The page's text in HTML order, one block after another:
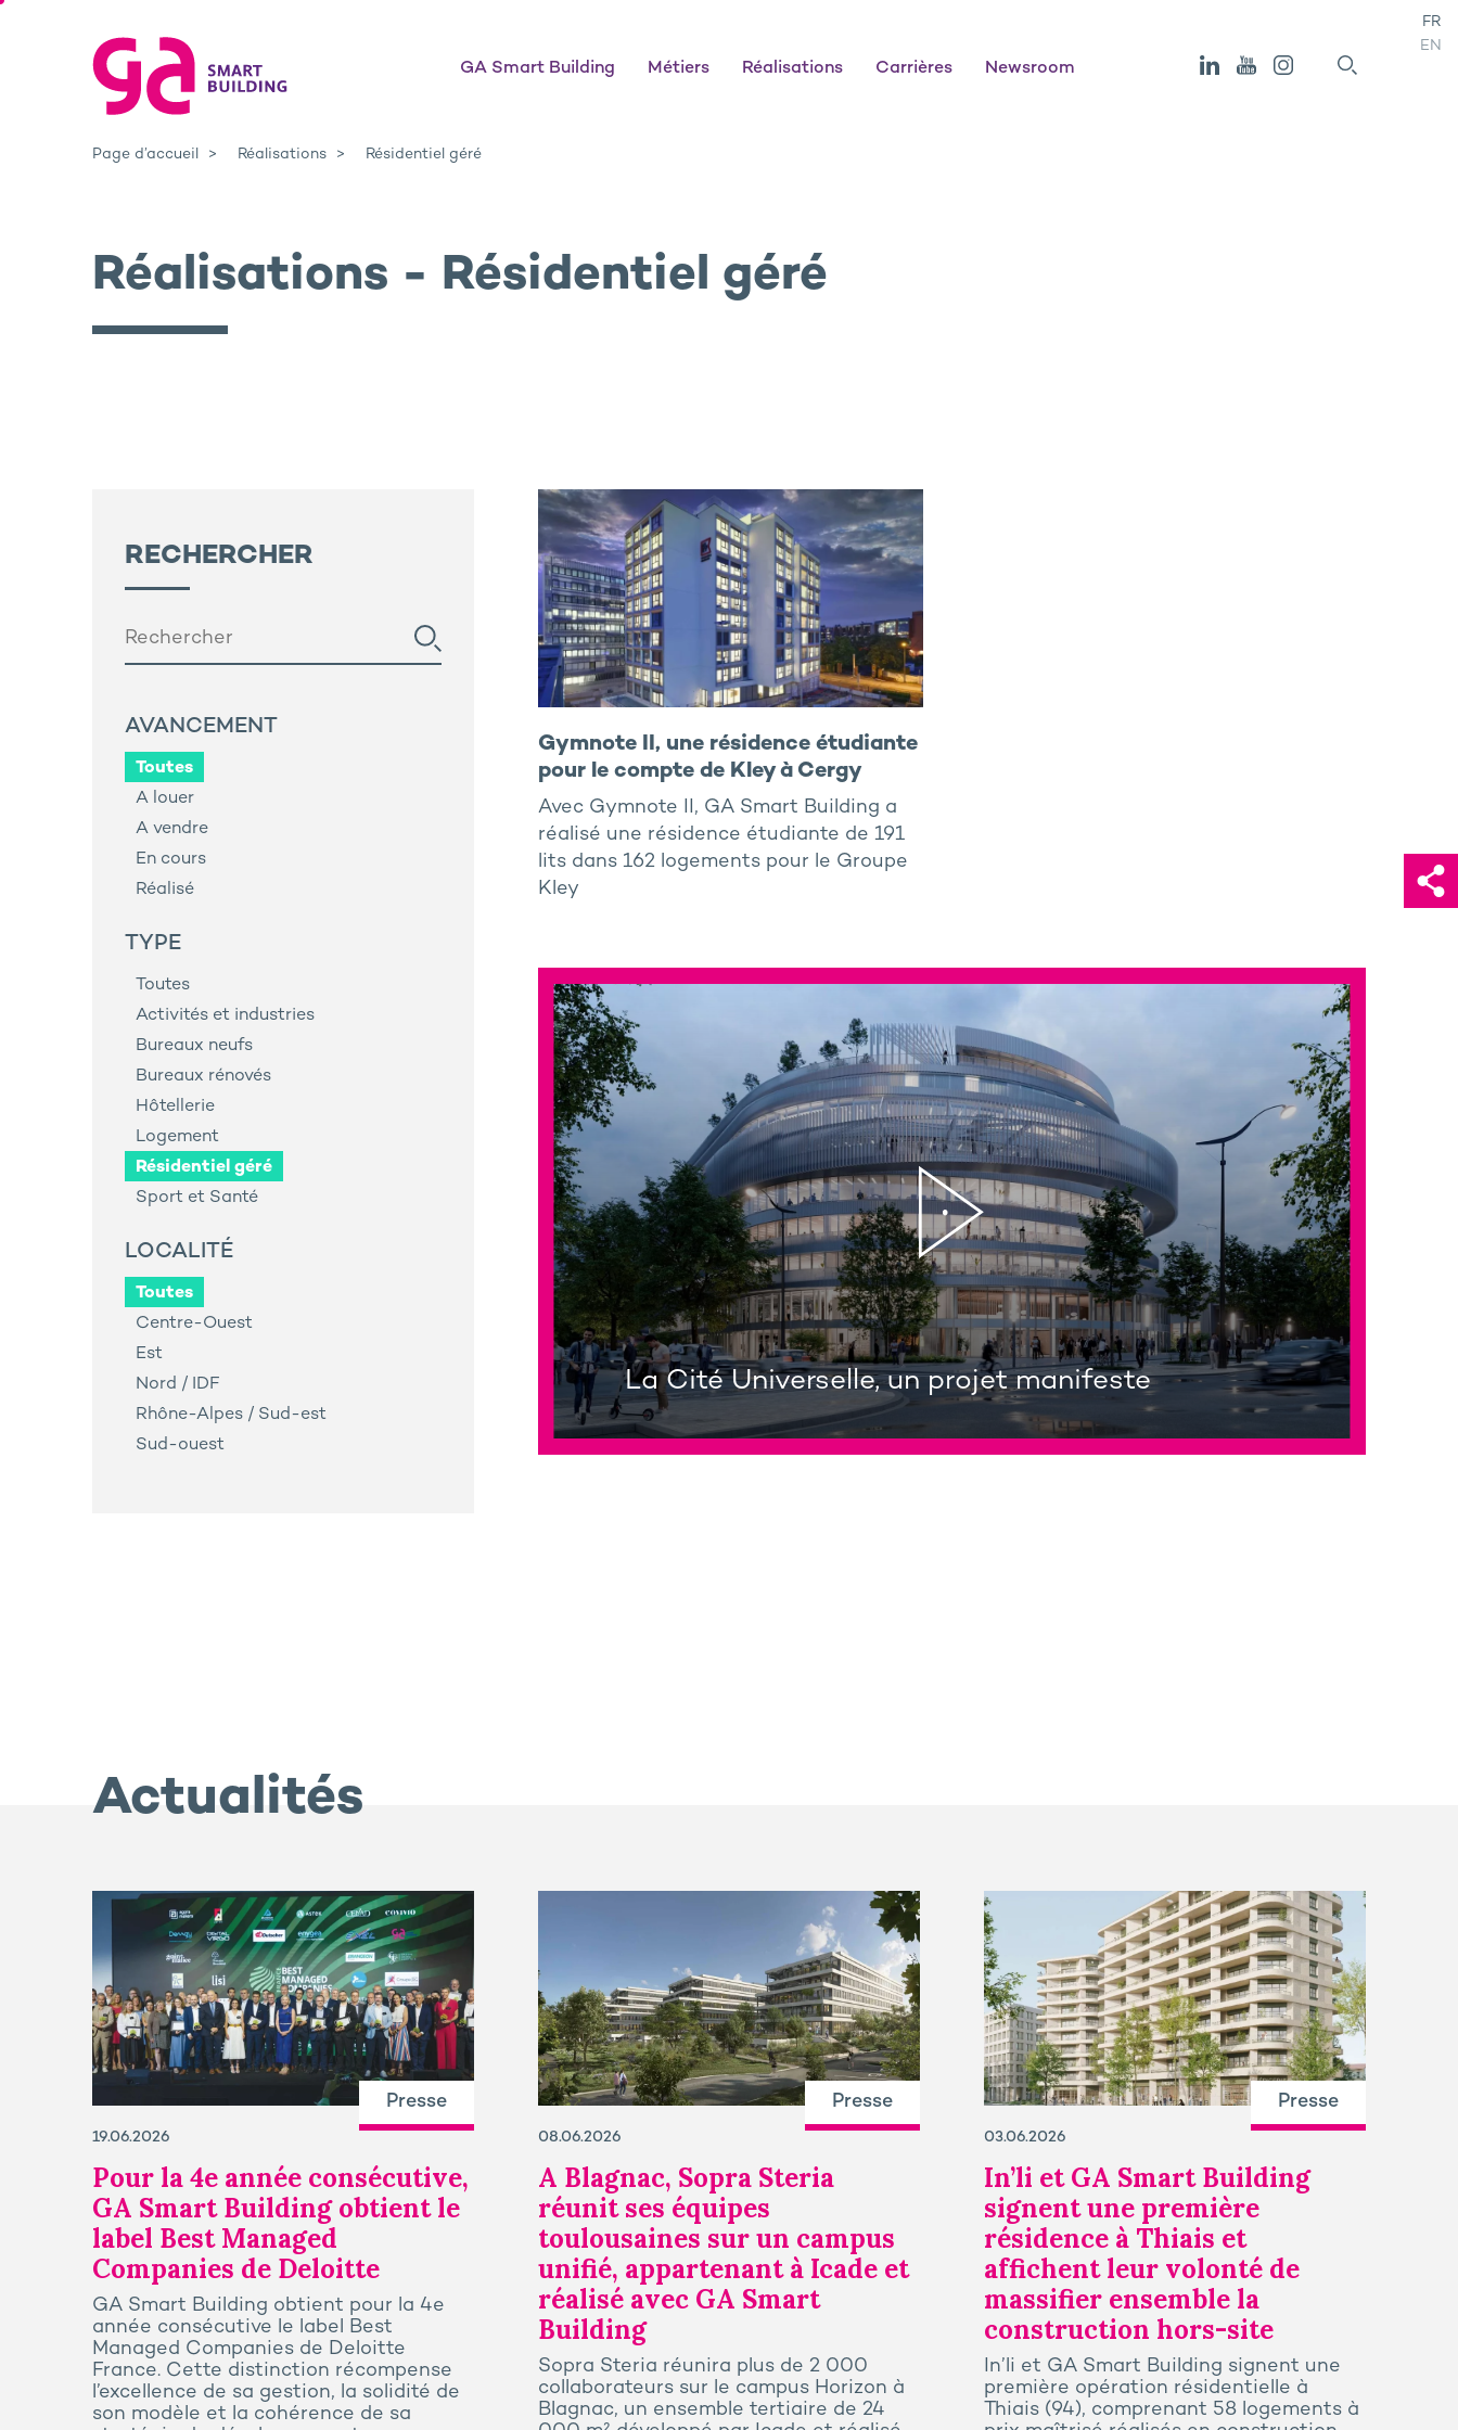
GA Smart Building Métiers Réalisations Carrières Newsroom
FR
EN
Page d’accueil Réalisations Résidentiel géré
Réalisations - Résidentiel géré
RECHERCHER
AVANCEMENT
Toutes
A louer
A vendre
En cours
Réalisé
TYPE
Toutes
Activités et industries
Bureaux neufs
Bureaux rénovés
Hôtellerie
Logement
Résidentiel géré
Sport et Santé
LOCALITÉ
Toutes
Centre-Ouest
Est
Nord / IDF
Rhône-Alpes / Sud-est
Sud-ouest
Gymnote II, une résidence étudiante
pour le compte de Kley à Cergy
Avec Gymnote II, GA Smart Building a
réalisé une résidence étudiante de 191
lits dans 162 logements pour le Groupe
Kley
La Cité Universelle, un projet manifeste
Actualités
Presse
19.06.2026
Pour la 4e année consécutive,
GA Smart Building obtient le
label Best Managed
Companies de Deloitte
GA Smart Building obtient pour la 4e
année consécutive le label Best
Managed Companies de Deloitte
France. Cette distinction récompense
l’excellence de sa gestion, la solidité de
son modèle et la cohérence de sa
Presse
08.06.2026
A Blagnac, Sopra Steria
réunit ses équipes
toulousaines sur un campus
unifié, appartenant à Icade et
réalisé avec GA Smart
Building
Sopra Steria réunira plus de 2 000
collaborateurs sur le campus Horizon à
Blagnac, un ensemble tertiaire de 24
Presse
03.06.2026
In’li et GA Smart Building
signent une première
résidence à Thiais et
affichent leur volonté de
massifier ensemble la
construction hors-site
In’li et GA Smart Building signent une
première opération résidentielle à
Thiais (94), comprenant 58 logements à